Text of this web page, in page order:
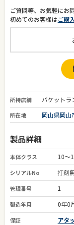
ご質問等、お気軽にお
初めてのお客様はご購
所持店舗 バケットラ
所在地 岡山県岡山
製品詳細
本体クラス 10～
シリアルNo 打刻
管理番号 1
製造年月 0年0
保証 アタ